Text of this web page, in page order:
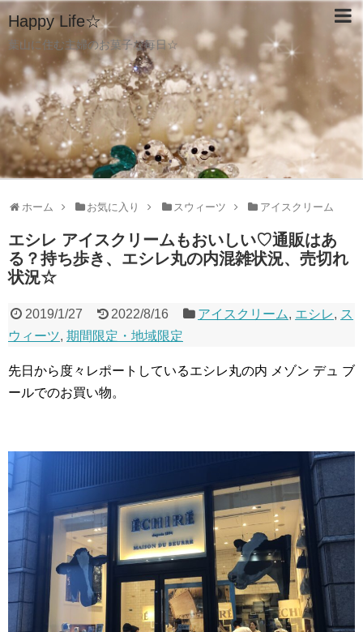
Happy Life☆
葉山に住む主婦のお菓子な毎日☆
ホーム お気に入り スウィーツ アイスクリーム
エシレ アイスクリームもおいしい♡通販はあ
る？持ち歩き、エシレ丸の内混雑状況、売切れ
状況☆
2019/1/27 2022/8/16 アイスクリーム, エシレ, ス
ウィーツ, 期間限定・地域限定
先日から度々レポートしているエシレ丸の内 メゾン デュ ブ
ールでのお買い物。